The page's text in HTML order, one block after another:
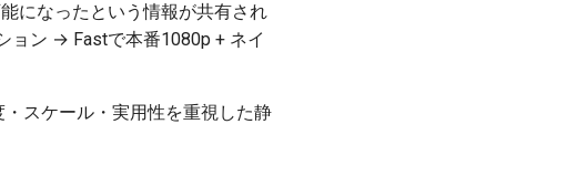
になったという情報が共有され
ョン → Fastで本番1080p + ネイ
スケール・実用性を重視した静